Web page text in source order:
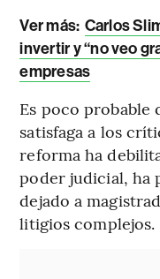
Ver más: Carlos
invertir y “no veo
empresas
Es poco probable
satisfaga a los
reforma ha
poder judicial, ha
dejado a
litigios complejos.